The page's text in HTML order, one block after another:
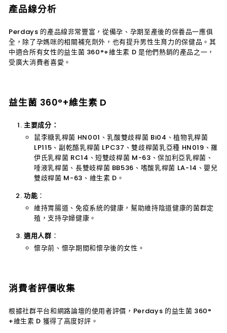
產品線分析
Perdays 的產品線非常豐富，從備孕、孕期至產後的保養品一應俱
全，除了孕媽咪的相關補充劑外，也有提升男性生育力的保健品。其
中適合所有女性的益生菌 360°+維生素 D 是他們熱銷的產品之一，
受廣大消費者喜愛。
益生菌 360°+維生素 D
主要成分：
鼠李糖乳桿菌 HN001、乳酸雙歧桿菌 Bi04、植物乳桿菌
LP115、副乾酪乳桿菌 LPC37、雙歧桿菌乳亞種 HN019、羅
伊氏乳桿菌 RC14、短雙歧桿菌 M-63、保加利亞乳桿菌、
唾液乳桿菌、長雙岐桿菌 BB536、嗜酸乳桿菌 LA-14、嬰兒
雙歧桿菌 M-63、維生素 D。
功能 ：
維持胃腸道、免疫系統的健康，幫助維持陰道健康的菌群定
殖，支持孕婦健康。
適用人群 ：
懷孕前、懷孕期間和懷孕後的女性。
消費者評價收集
根據社群平台和網路論壇的使用者評價，Perdays 的益生菌 360°
+維生素 D 獲得了高度好評。